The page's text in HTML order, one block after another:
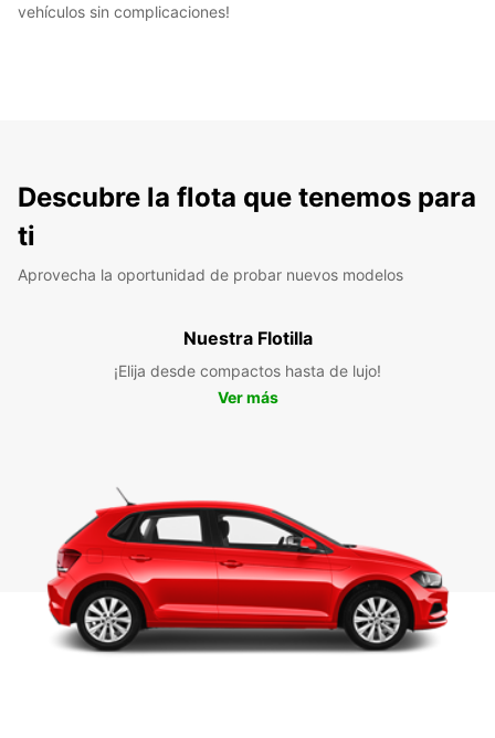
vehículos sin complicaciones!
Descubre la flota que tenemos para
ti
Aprovecha la oportunidad de probar nuevos modelos
Nuestra Flotilla
¡Elija desde compactos hasta de lujo!
Ver más